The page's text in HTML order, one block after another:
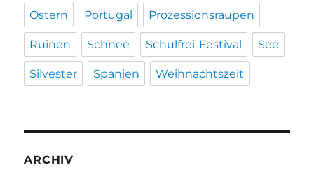
Ostern Portugal Prozessionsraupen
Ruinen Schnee Schulfrei-Festival See
Silvester Spanien Weihnachtszeit
ARCHIV